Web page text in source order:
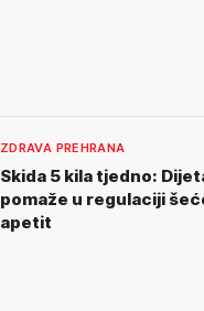
ZDRAVA PREHRANA
Skida 5 kila tjedno:
pomaže u regulaciji
apetit